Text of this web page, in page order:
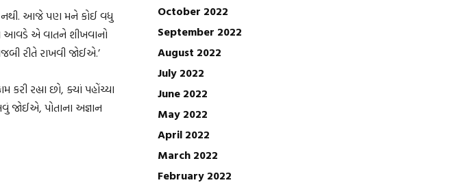
નથી. આજે પણ મને કોઈ વધુ
એ વાતને શીખવાનો
રીતે રાખવી જોઈએ.’
રહ્યા છો, ક્યાં પહોંચ્યા
પોતાના અજ્ઞાન
October 2022
September 2022
August 2022
July 2022
June 2022
May 2022
April 2022
March 2022
February 2022